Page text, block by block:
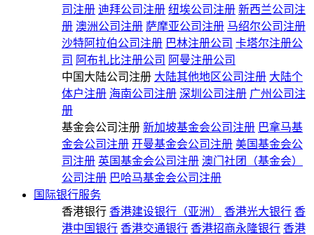
司注册 迪拜公司注册 纽埃公司注册 新西兰公司注
册 澳洲公司注册 萨摩亚公司注册 马绍尔公司注册
沙特阿拉伯公司注册 巴林注册公司 卡塔尔注册公
司 阿布扎比注册公司 阿曼注册公司
中国大陆公司注册 大陆其他地区公司注册 大陆个
体户注册 海南公司注册 深圳公司注册 广州公司注
册
基金会公司注册 新加坡基金会公司注册 巴拿马基
金会公司注册 开曼基金会公司注册 美国基金会公
司注册 英国基金会公司注册 澳门社团（基金会）
公司注册 巴哈马基金会公司注册
国际银行服务
香港银行 香港建设银行（亚洲） 香港光大银行 香
港中国银行 香港交通银行 香港招商永隆银行 香港